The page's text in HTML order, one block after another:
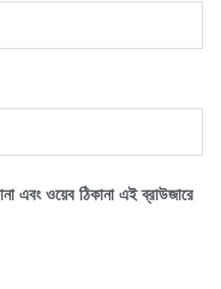
এবং ওয়েব ঠিকানা এই ব্রাউজারে